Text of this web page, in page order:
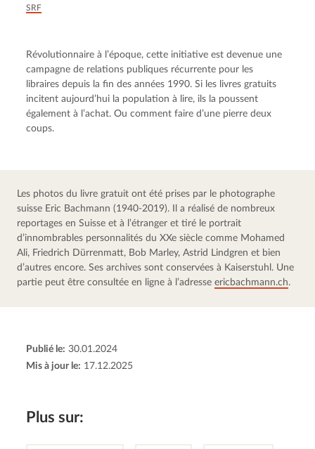
SRF
Révolutionnaire à l’époque, cette initiative est devenue une
campagne de relations publiques récurrente pour les
libraires depuis la fin des années 1990. Si les livres gratuits
incitent aujourd’hui la population à lire, ils la poussent
également à l’achat. Ou comment faire d’une pierre deux
coups.
Les photos du livre gratuit ont été prises par le photographe
suisse Eric Bachmann (1940-2019). Il a réalisé de nombreux
reportages en Suisse et à l’étranger et tiré le portrait
d’innombrables personnalités du XXe siècle comme Mohamed
Ali, Friedrich Dürrenmatt, Bob Marley, Astrid Lindgren et bien
d’autres encore. Ses archives sont conservées à Kaiserstuhl. Une
partie peut être consultée en ligne à l’adresse ericbachmann.ch.
Publié le: 30.01.2024
Mis à jour le: 17.12.2025
Plus sur: